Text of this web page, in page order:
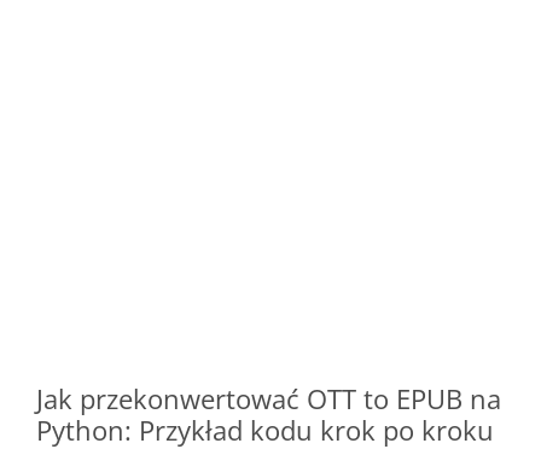
Jak przekonwertować OTT to EPUB na
Python: Przykład kodu krok po kroku